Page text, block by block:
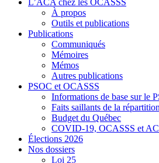
L’ACA chez les OCASSS
À propos
Outils et publications
Publications
Communiqués
Mémoires
Mémos
Autres publications
PSOC et OCASSS
Informations de base sur le
Faits saillants de la
Budget du Québec
COVID-19, OCASSS et
Élections 2026
Nos dossiers
Loi 25